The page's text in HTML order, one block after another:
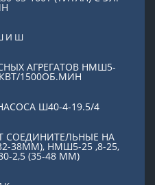
И Ш
АГРЕГАТОВ НМШ5-
1500ОБ.МИН
Ш40-4-19.5/4
СОЕДИНИТЕЛЬНЫЕ НА
38ММ), НМШ5-25 ,8-25,
2,5 (35-48 ММ)